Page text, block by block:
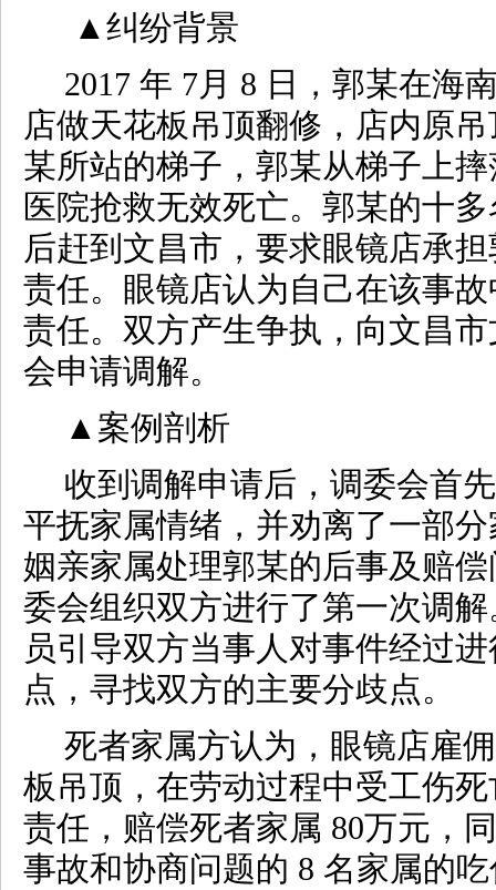
▲ 纠纷背景
2017 年 7月 8 日，郭某在海
店做天花板吊顶翻修，店内原
某所站的梯子，郭某从梯子上
医院抢救无效死亡。郭某的十
后赶到文昌市，要求眼镜店承
责任。眼镜店认为自己在该事
责任。双方产生争执，向文昌
会申请调解。
▲ 案例剖析
收到调解申请后，调委会首
平抚家属情绪，并劝离了一部
姻亲家属处理郭某的后事及赔
委会组织双方进行了第一次调
员引导双方当事人对事件经过
点，寻找双方的主要分歧点。
死者家属方认为，眼镜店雇
板吊顶，在劳动过程中受工伤
责任，赔偿死者家属 80万元，
事故和协商问题的 8 名家属的